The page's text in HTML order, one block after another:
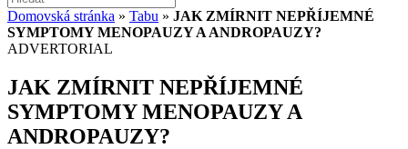
Domovská stránka » Tabu » JAK ZMÍRNIT NEPŘÍJEMNÉ
SYMPTOMY MENOPAUZY A ANDROPAUZY?
ADVERTORIAL
JAK ZMÍRNIT NEPŘÍJEMNÉ
SYMPTOMY MENOPAUZY A
ANDROPAUZY?